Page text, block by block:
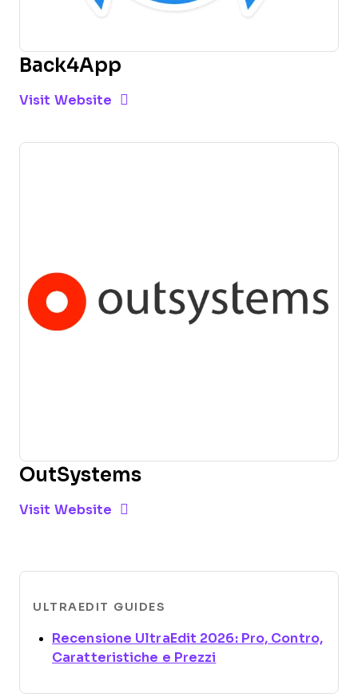
Back4App
Visit Website Opens New Window
OutSystems
Visit Website Opens New Window
ULTRAEDIT GUIDES
Recensione UltraEdit 2026: Pro, Contro,
Caratteristiche e Prezzi